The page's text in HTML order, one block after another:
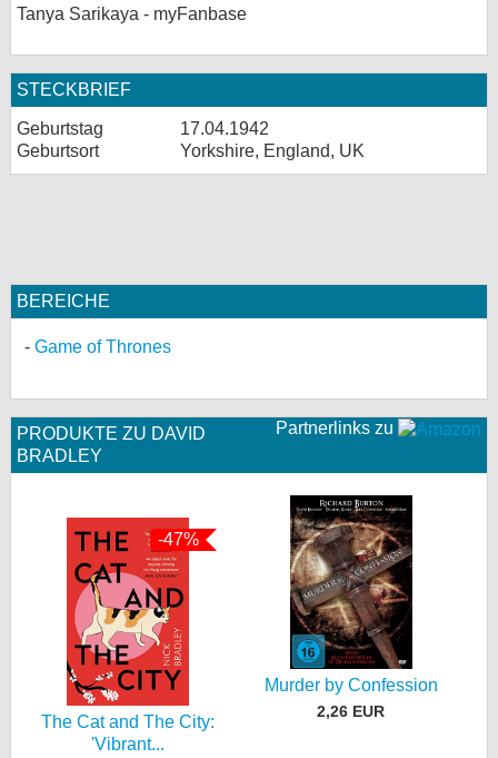
Tanya Sarikaya - myFanbase
STECKBRIEF
Geburtstag
17.04.1942
Geburtsort
Yorkshire, England, UK
BEREICHE
Game of Thrones
Partnerlinks zu
PRODUKTE ZU DAVID
BRADLEY
-47%
The Cat and The City:
'Vibrant...
Murder by Confession
2,26 EUR